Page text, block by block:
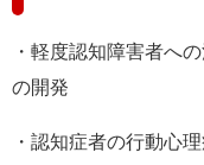
・軽度認知障害者へ
の開発
・認知症者の行動心